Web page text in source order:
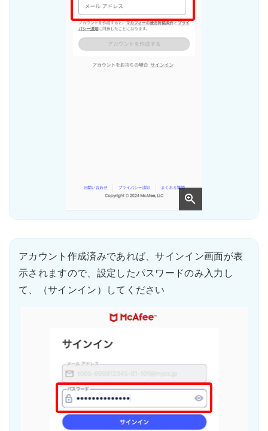
アカウント作成済みであれば、サインイン画面が表
示されますので、設定したパスワードのみ入力し
て、（サインイン）してください